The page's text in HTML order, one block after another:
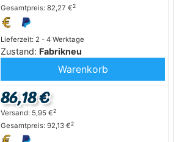
Lieferzeit: 2 - 4 Werktage
Zustand: Fabrikneu
Gesamtpreis: 82,27 €2
Warenkorb
86,18 €
Versand: 5,95 €2
Gesamtpreis: 92,13 €2